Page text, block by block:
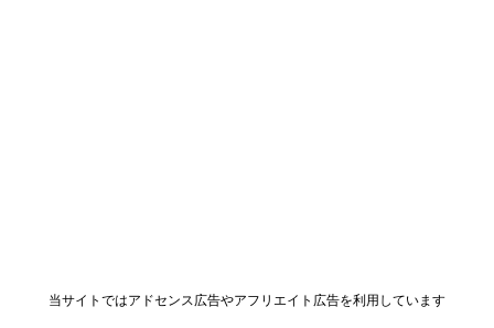
当サイトではアドセンス広告やアフリエイト広告を利用しています